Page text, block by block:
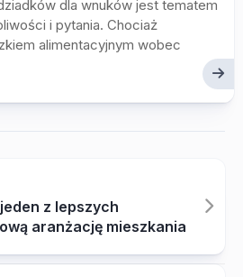
dla wnuków jest tematem
i pytania. Chociaż
alimentacyjnym wobec
z lepszych
aranżację mieszkania